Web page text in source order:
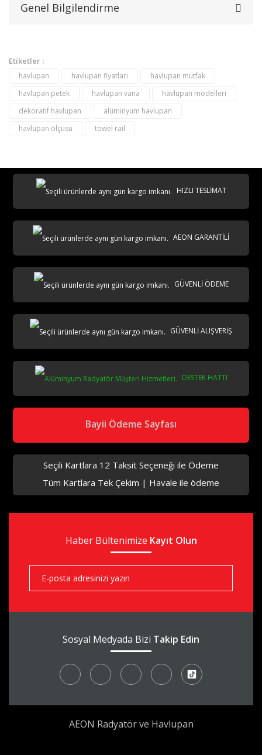
Yorum Yaz
Genel Bilgilendirme
aks
aks
Etiketler :
havlupan havlupan fiyatları
havlupan mutfak
havlupan petek
havlupan vana
havlupan modelleri
dekoratif havlupan
alüminyum havlupan
havlupan ölçüsü
towel rail
HIZLI TESLİMAT
AEON GARANTİLİ
GÜVENLİ ÖDEME
GÜVENLİ ALIŞVERİŞ
DESTEK HATTI
Bayii Ödeme Sayfası
Seçili Kartlara 12 Taksit Seçeneği ile Ödeme
Tüm Kartlara Tek Çekim | Havale ile ödeme
Haber Bültenimize Kayıt Olun
Sosyal Medyada Bizi Takip Edin
AEON Radyatör ve Havlupan